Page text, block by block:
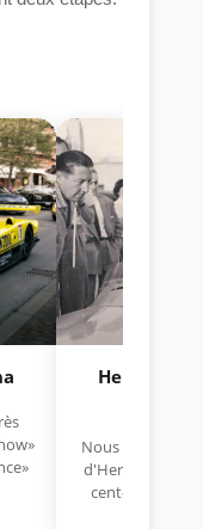
Hermano
Nous avons
d'Hermano Da
cent-unième